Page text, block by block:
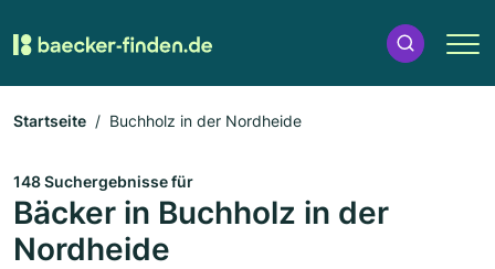
Startseite Buchholz in der Nordheide
148 Suchergebnisse für
Bäcker in Buchholz in der
Nordheide